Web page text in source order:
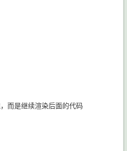
而是继续渲染后面的代码